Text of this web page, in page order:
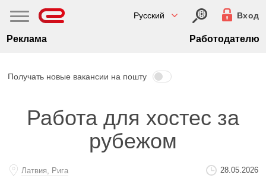
Русский Вход
Реклама Работодателю
Получать новые вакансии на пошту
Работа для хостес за
рубежом
Латвия, Рига 28.05.2026